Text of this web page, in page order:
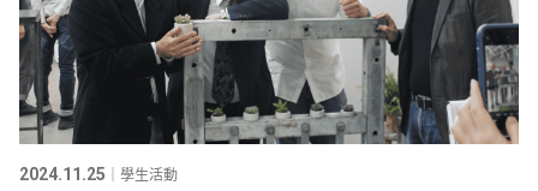
2024.11.25 ｜學生活動